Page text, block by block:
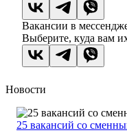
Вакансии в
Выберите, куда вам
Новости
25 вакансий со